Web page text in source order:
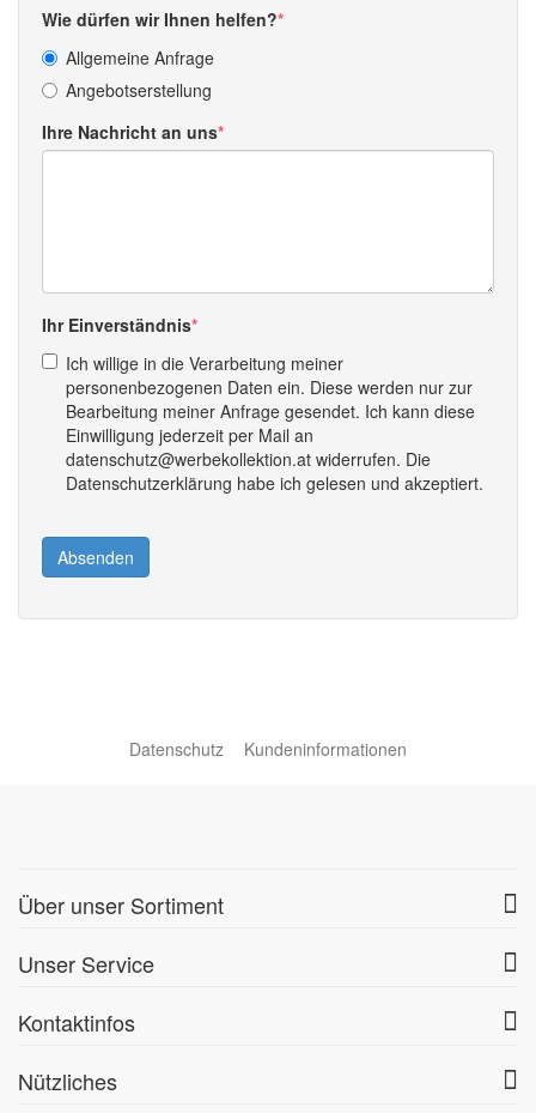
Wie dürfen wir Ihnen helfen?
Allgemeine Anfrage
Angebotserstellung
Ihre Nachricht an uns
Ihr Einverständnis
Ich willige in die Verarbeitung meiner
personenbezogenen Daten ein. Diese werden nur zur
Bearbeitung meiner Anfrage gesendet. Ich kann diese
Einwilligung jederzeit per Mail an
datenschutz@werbekollektion.at widerrufen. Die
Datenschutzerklärung habe ich gelesen und akzeptiert.
Absenden
Datenschutz Kundeninformationen
Über unser Sortiment
Unser Service
Kontaktinfos
Nützliches